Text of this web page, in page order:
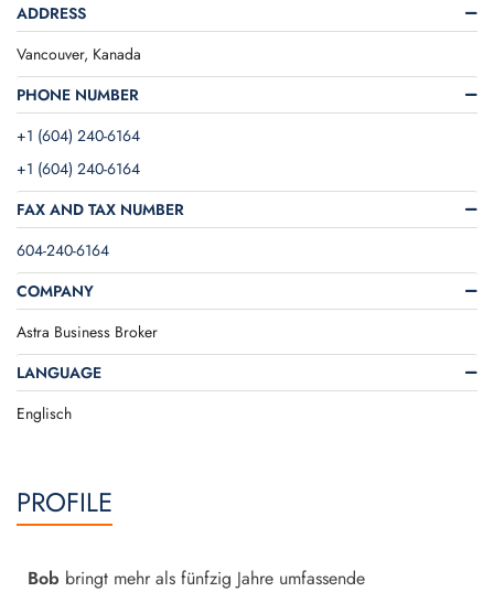
ADDRESS
Vancouver, Kanada
PHONE NUMBER
+1 (604) 240-6164
+1 (604) 240-6164
FAX AND TAX NUMBER
604-240-6164
COMPANY
Astra Business Broker
LANGUAGE
Englisch
PROFILE
Bob bringt mehr als fünfzig Jahre umfassende